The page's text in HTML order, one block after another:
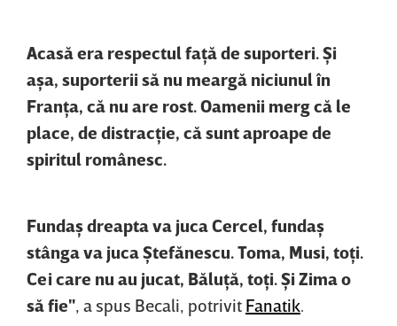
Acasă era respectul faţă de suporteri. Şi
aşa, suporterii să nu meargă niciunul în
Franţa, că nu are rost. Oamenii merg că le
place, de distracţie, că sunt aproape de
spiritul românesc.
Fundaş dreapta va juca Cercel, fundaş
stânga va juca Ştefănescu. Toma, Musi, toţi.
Cei care nu au jucat, Băluţă, toţi. Şi Zima o
să fie" , a spus Becali, potrivit Fanatik